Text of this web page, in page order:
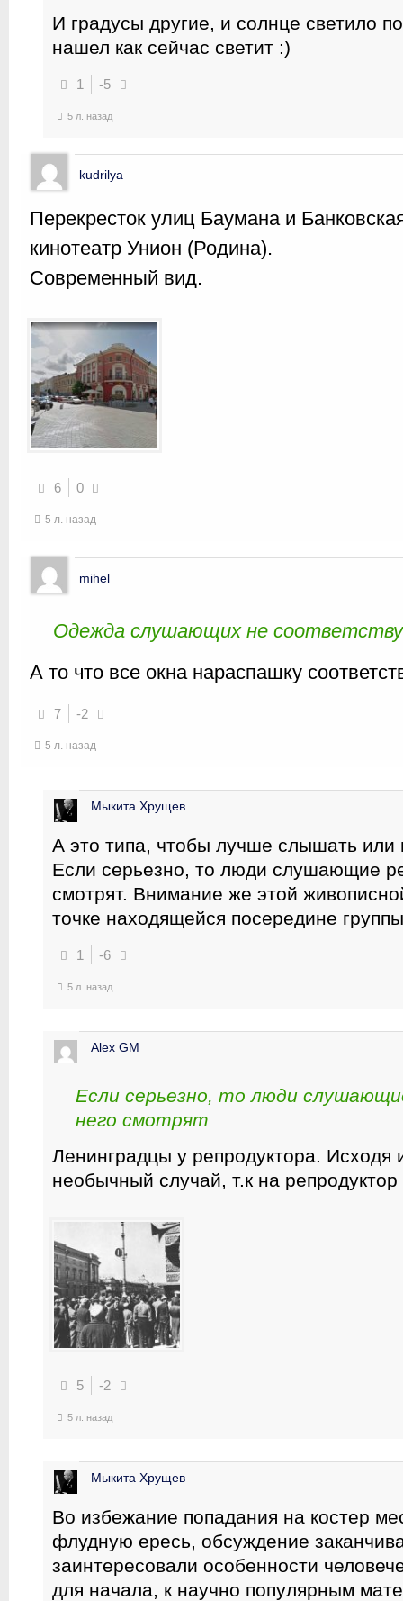
И градусы другие, и солнце светило
нашел как сейчас светит :)
1 -5
5 л. назад
kudrilya
Перекресток улиц Баумана и
кинотеатр Унион (Родина).
Современный вид.
6 0
5 л. назад
mihel
Одежда слушающих не
А то что все окна нараспашку
7 -2
5 л. назад
Мыкита Хрущев
А это типа, чтобы лучше слышать или
Если серьезно, то люди слушающие
смотрят. Внимание же этой
точке находящейся посередине
1 -6
5 л. назад
Alex GM
Если серьезно, то люди
него смотрят
Ленинградцы у репродуктора. Исходя
необычный случай, т.к на
5 -2
5 л. назад
Мыкита Хрущев
Во избежание попадания на костер
флудную ересь, обсуждение
заинтересовали особенности
для начала, к научно популярным